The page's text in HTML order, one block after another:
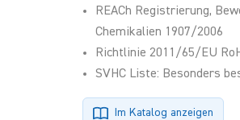
REACh Registrierung,
Chemikalien 1907/2006
Richtlinie 2011/65/EU
SVHC Liste: Besonders
Im Katalog anzeigen